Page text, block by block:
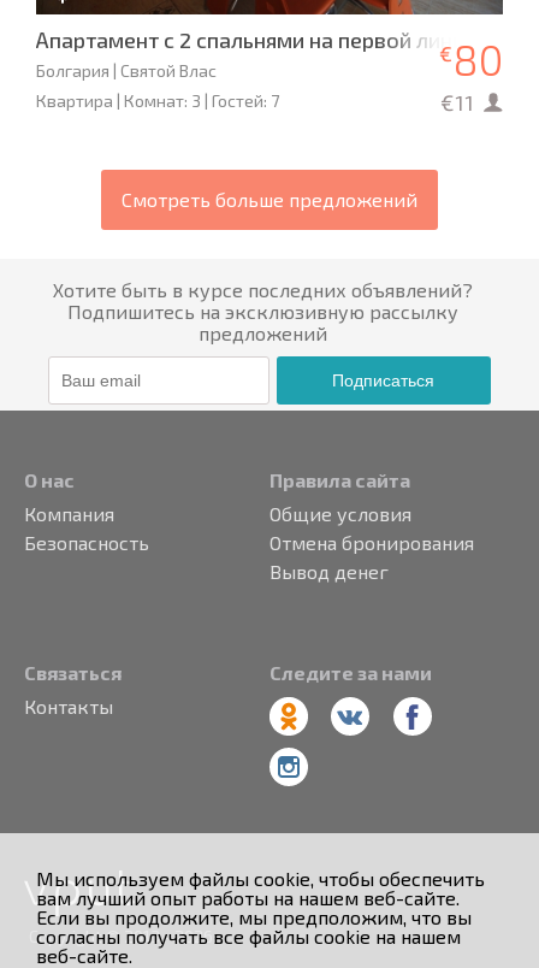
Апартамент с 2 спальнями на первой линии -
Болгария | Святой Влас
Квартира | Комнат: 3 | Гостей: 7
€ 80
€11
Смотреть больше предложений
Мы используем файлы cookie, чтобы обеспечить
вам лучший опыт работы на нашем веб-сайте.
Если вы продолжите, мы предположим, что вы
согласны получать все файлы cookie на нашем
веб-сайте.
Хотите быть в курсе последних объявлений?
Подпишитесь на эксклюзивную рассылку
предложений
Подписаться
О нас
Компания
Безопасность
Правила сайта
Общие условия
Отмена бронирования
Вывод денег
Связаться
Контакты
Следите за нами
Copyright © 2013 - 2026